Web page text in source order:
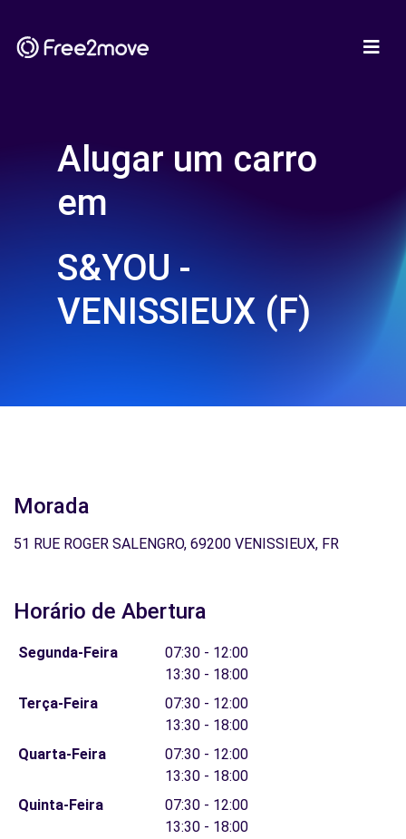
Alugar um carro
em
S&YOU -
VENISSIEUX (F)
Morada
51 RUE ROGER SALENGRO, 69200 VENISSIEUX, FR
Horário de Abertura
Segunda-Feira
07:30 - 12:00
13:30 - 18:00
Terça-Feira
07:30 - 12:00
13:30 - 18:00
Quarta-Feira
07:30 - 12:00
13:30 - 18:00
Quinta-Feira
07:30 - 12:00
13:30 - 18:00